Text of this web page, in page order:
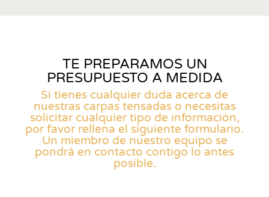
TE PREPARAMOS UN
PRESUPUESTO A MEDIDA
Si tienes cualquier duda acerca de
nuestras carpas tensadas o necesitas
solicitar cualquier tipo de información,
por favor rellena el siguiente formulario.
Un miembro de nuestro equipo se
pondrá en contacto contigo lo antes
posible.